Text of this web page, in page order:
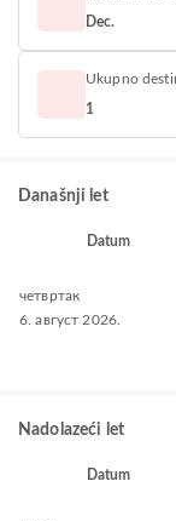
Dec.
Ukupno
1
Današnji let
Datum
четвртак
6. август 2026.
Nadolazeći let
Datum